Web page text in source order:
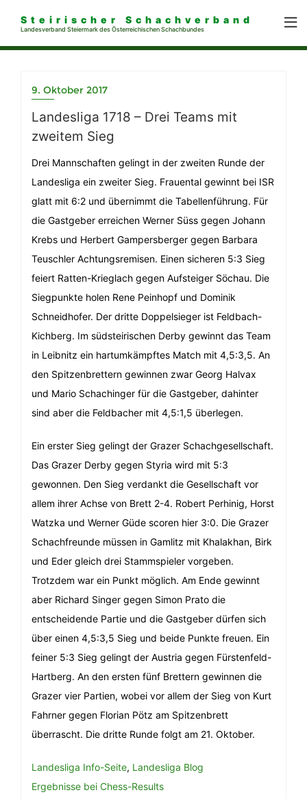
Steirischer Schachverband
Landesverband Steiermark des Österreichischen Schachbundes
9. Oktober 2017
Landesliga 1718 – Drei Teams mit
zweitem Sieg
Drei Mannschaften gelingt in der zweiten Runde der
Landesliga ein zweiter Sieg. Frauental gewinnt bei ISR
glatt mit 6:2 und übernimmt die Tabellenführung. Für
die Gastgeber erreichen Werner Süss gegen Johann
Krebs und Herbert Gampersberger gegen Barbara
Teuschler Achtungsremisen. Einen sicheren 5:3 Sieg
feiert Ratten-Krieglach gegen Aufsteiger Söchau. Die
Siegpunkte holen Rene Peinhopf und Dominik
Schneidhofer. Der dritte Doppelsieger ist Feldbach-
Kichberg. Im südsteirischen Derby gewinnt das Team
in Leibnitz ein hartumkämpftes Match mit 4,5:3,5. An
den Spitzenbrettern gewinnen zwar Georg Halvax
und Mario Schachinger für die Gastgeber, dahinter
sind aber die Feldbacher mit 4,5:1,5 überlegen.
Ein erster Sieg gelingt der Grazer Schachgesellschaft.
Das Grazer Derby gegen Styria wird mit 5:3
gewonnen. Den Sieg verdankt die Gesellschaft vor
allem ihrer Achse von Brett 2-4. Robert Perhinig, Horst
Watzka und Werner Güde scoren hier 3:0. Die Grazer
Schachfreunde müssen in Gamlitz mit Khalakhan, Birk
und Eder gleich drei Stammspieler vorgeben.
Trotzdem war ein Punkt möglich. Am Ende gewinnt
aber Richard Singer gegen Simon Prato die
entscheidende Partie und die Gastgeber dürfen sich
über einen 4,5:3,5 Sieg und beide Punkte freuen. Ein
feiner 5:3 Sieg gelingt der Austria gegen Fürstenfeld-
Hartberg. An den ersten fünf Brettern gewinnen die
Grazer vier Partien, wobei vor allem der Sieg von Kurt
Fahrner gegen Florian Pötz am Spitzenbrett
überrascht. Die dritte Runde folgt am 21. Oktober.
Landesliga Info-Seite, Landesliga Blog
Ergebnisse bei Chess-Results